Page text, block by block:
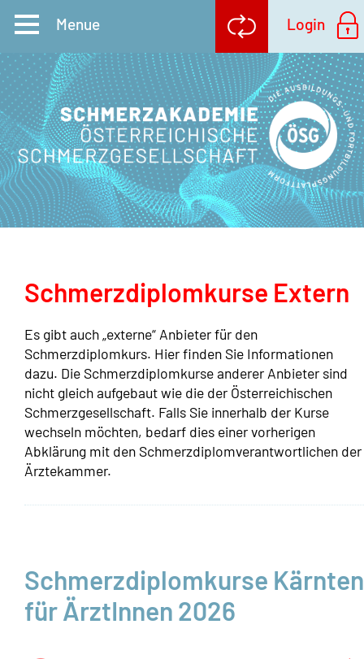
Schmerzdiplomkurse Extern
Es gibt auch „externe“ Anbieter für den
Schmerzdiplomkurs. Hier finden Sie Informationen
dazu. Die Schmerzdiplomkurse anderer Anbieter sind
nicht gleich aufgebaut wie die der Österreichischen
Schmerzgesellschaft. Falls Sie innerhalb der Kurse
wechseln möchten, bedarf dies einer vorherigen
Abklärung mit den Schmerzdiplomverantwortlichen der
Ärztekammer.
Schmerzdiplomkurse Kärnten
für ÄrztInnen 2026